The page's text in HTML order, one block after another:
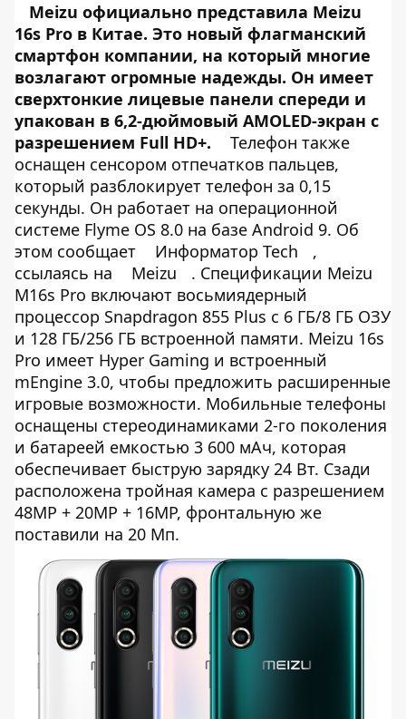
Meizu официально представила Meizu
16s Pro в Китае. Это новый флагманский
смартфон компании, на который многие
возлагают огромные надежды. Он имеет
сверхтонкие лицевые панели спереди и
упакован в 6,2-дюймовый AMOLED-экран с
разрешением Full HD+.
Телефон также
оснащен сенсором отпечатков пальцев,
который разблокирует телефон за 0,15
секунды. Он работает на операционной
системе Flyme OS 8.0 на базе Android 9. Об
этом сообщает
Информатор Tech
,
ссылаясь на
Meizu
. Спецификации Meizu
M16s Pro включают восьмиядерный
процессор Snapdragon 855 Plus с 6 ГБ/8 ГБ ОЗУ
и 128 ГБ/256 ГБ встроенной памяти. Meizu 16s
Pro имеет Hyper Gaming и встроенный
mEngine 3.0, чтобы предложить расширенные
игровые возможности. Мобильные телефоны
оснащены стереодинамиками 2-го поколения
и батареей емкостью 3 600 мАч, которая
обеспечивает быструю зарядку 24 Вт. Сзади
расположена тройная камера с разрешением
48MP + 20MP + 16MP, фронтальную же
поставили на 20 Мп.